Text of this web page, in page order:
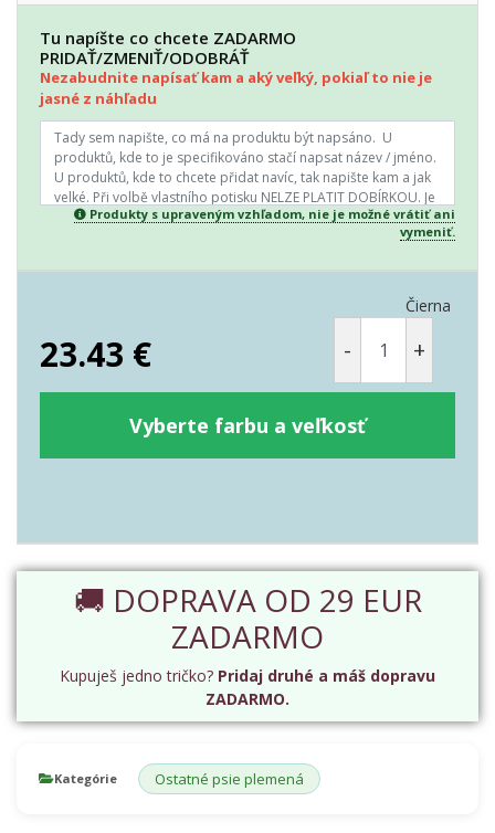
Tu napíšte co chcete ZADARMO
PRIDAŤ/ZMENIŤ/ODOBRÁŤ
Nezabudnite napísať kam a aký veľký, pokiaľ to nie je
jasné z náhľadu
Produkty s upraveným vzhľadom, nie je možné vrátiť ani
vymeniť.
Čierna
23.43 € - +
Vyberte farbu a veľkosť
🚚 DOPRAVA OD 29 EUR
ZADARMO
Kupuješ jedno tričko? Pridaj druhé a máš dopravu
ZADARMO.
Kategórie Ostatné psie plemená